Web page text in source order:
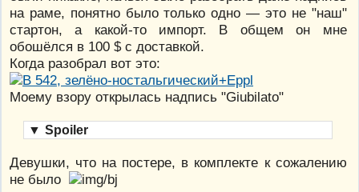
на раме, понятно было только одно — это не "наш"
стартон, а какой-то импорт. В общем он мне
обошёлся в 100 $ с доставкой.
Когда разобрал вот это:
Моему взору открылась надпись "Giubilato"
▼ Spoiler
Девушки, что на постере, в комплекте к сожалению
не было